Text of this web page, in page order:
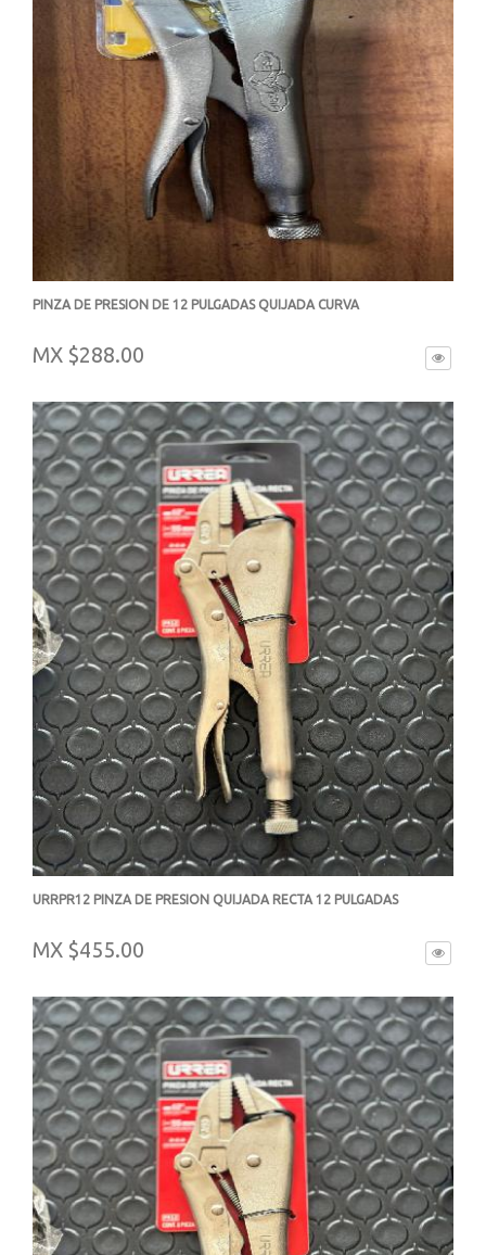
PINZA DE PRESION DE 12 PULGADAS QUIJADA CURVA
MX $288.00
URRPR12 PINZA DE PRESION QUIJADA RECTA 12 PULGADAS
MX $455.00